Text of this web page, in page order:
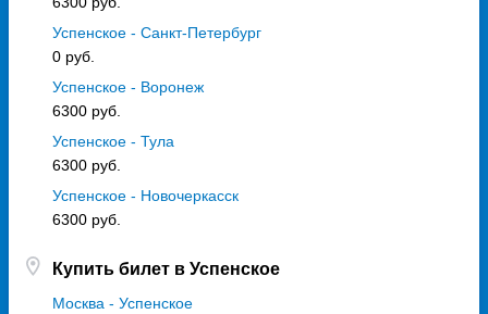
Успенское - Санкт-Петербург
0 руб.
Успенское - Воронеж
6300 руб.
Успенское - Тула
6300 руб.
Успенское - Новочеркасск
6300 руб.
Купить билет в Успенское
Москва - Успенское